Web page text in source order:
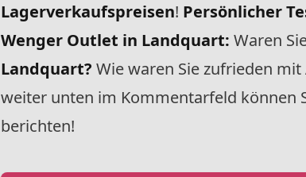
Lagerverkaufspreisen! Persönlicher
Wenger Outlet in Landquart: Waren
Landquart? Wie waren Sie zufrieden
weiter unten im Kommentarfeld können
berichten!